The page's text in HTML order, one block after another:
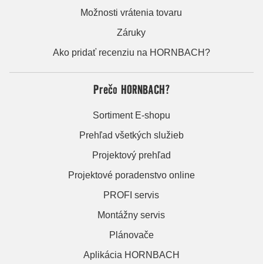
Možnosti vrátenia tovaru
Záruky
Ako pridať recenziu na HORNBACH?
Prečo HORNBACH?
Sortiment E-shopu
Prehľad všetkých služieb
Projektový prehľad
Projektové poradenstvo online
PROFI servis
Montážny servis
Plánovače
Aplikácia HORNBACH